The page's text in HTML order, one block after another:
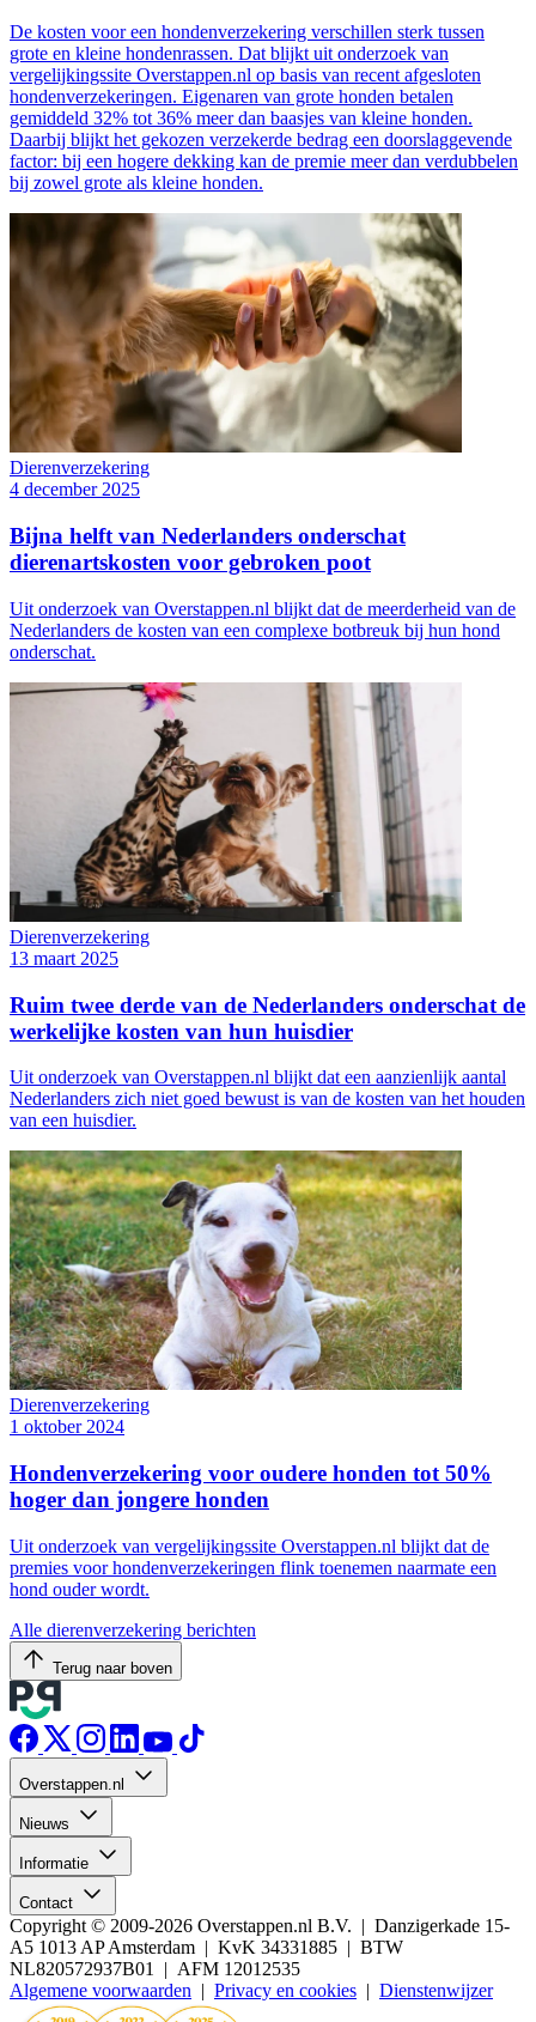
De kosten voor een hondenverzekering verschillen sterk tussen
grote en kleine hondenrassen. Dat blijkt uit onderzoek van
vergelijkingssite Overstappen.nl op basis van recent afgesloten
hondenverzekeringen. Eigenaren van grote honden betalen
gemiddeld 32% tot 36% meer dan baasjes van kleine honden.
Daarbij blijkt het gekozen verzekerde bedrag een doorslaggevende
factor: bij een hogere dekking kan de premie meer dan verdubbelen
bij zowel grote als kleine honden.
Dierenverzekering
4 december 2025
Bijna helft van Nederlanders onderschat
dierenartskosten voor gebroken poot
Uit onderzoek van Overstappen.nl blijkt dat de meerderheid van de
Nederlanders de kosten van een complexe botbreuk bij hun hond
onderschat.
Dierenverzekering
13 maart 2025
Ruim twee derde van de Nederlanders onderschat de
werkelijke kosten van hun huisdier
Uit onderzoek van Overstappen.nl blijkt dat een aanzienlijk aantal
Nederlanders zich niet goed bewust is van de kosten van het houden
van een huisdier.
Dierenverzekering
1 oktober 2024
Hondenverzekering voor oudere honden tot 50%
hoger dan jongere honden
Uit onderzoek van vergelijkingssite Overstappen.nl blijkt dat de
premies voor hondenverzekeringen flink toenemen naarmate een
hond ouder wordt.
Alle dierenverzekering berichten
Terug naar boven
Overstappen.nl
Nieuws
Informatie
Contact
Copyright © 2009-2026 Overstappen.nl B.V. | Danzigerkade 15-
A5 1013 AP Amsterdam | KvK 34331885 | BTW
NL820572937B01 | AFM 12012535
Algemene voorwaarden | Privacy en cookies | Dienstenwijzer